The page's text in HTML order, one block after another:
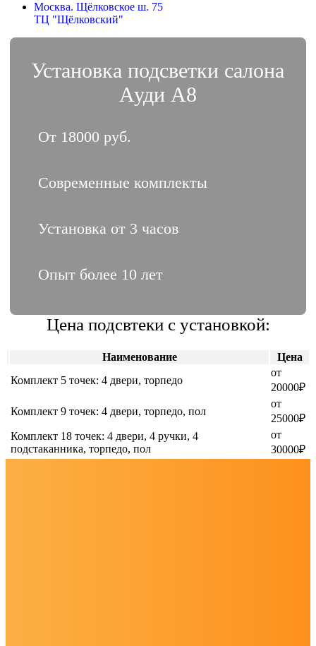
Москва. Щёлковское ш. 75
ТЦ "Щёлковский"
Установка подсветки салона
Ауди A8
От 18000 руб.
Современные комплекты
Установка от 3 часов
Опыт более 10 лет
Цена подсвтеки с установкой:
Наименование
Цена
Комплект 5 точек: 4 двери, торпедо
от
20000₽
Комплект 9 точек: 4 двери, торпедо, пол
от
25000₽
Комплект 18 точек: 4 двери, 4 ручки, 4
подстаканника, торпедо, пол
от
30000₽